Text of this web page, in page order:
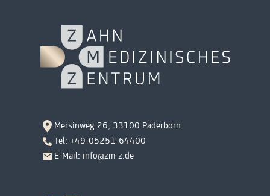
Mersinweg 26, 33100 Paderborn
Tel: +49-05251-64400
E-Mail: info@zm-z.de